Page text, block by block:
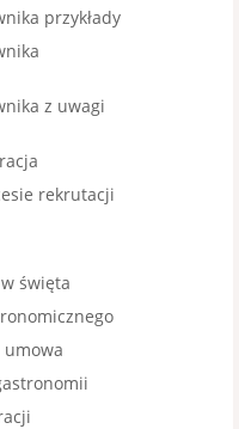
przykłady
z uwagi
rekrutacji
święta